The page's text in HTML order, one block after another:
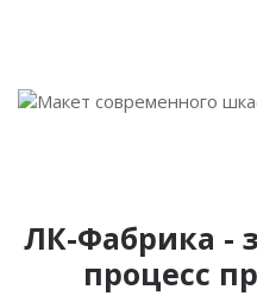
ЛК-Фабрика -
процесс